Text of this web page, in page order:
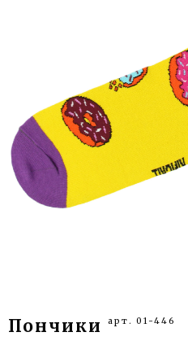
Пончики арт. 01-446